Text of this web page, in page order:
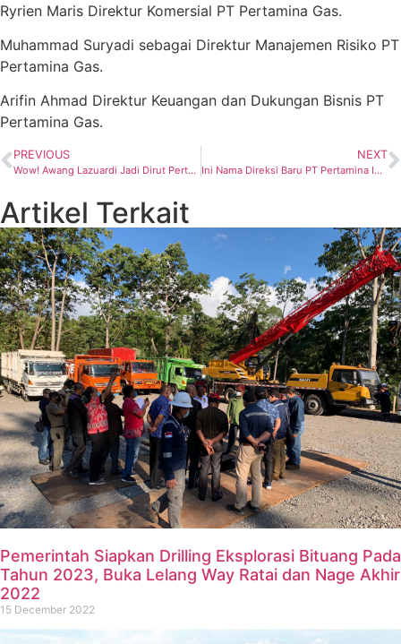
Ryrien Maris Direktur Komersial PT Pertamina Gas.
Muhammad Suryadi sebagai Direktur Manajemen Risiko PT
Pertamina Gas.
Arifin Ahmad Direktur Keuangan dan Dukungan Bisnis PT
Pertamina Gas.
PREVIOUS
Wow! Awang Lazuardi Jadi Dirut Pertamina Hulu Energi
NEXT
Ini Nama Direksi Baru PT Pertamina International Shipping
Artikel Terkait
Pemerintah Siapkan Drilling Eksplorasi Bituang Pada
Tahun 2023, Buka Lelang Way Ratai dan Nage Akhir
2022
15 December 2022